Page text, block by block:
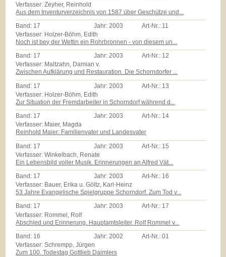
Verfasser: Zeyher, Reinhold
Aus dem Inventurverzeichnis von 1587 über Geschütze und...
Band: 17 Jahr:2003 Art-Nr.: 11
Verfasser: Holzer-Böhm, Edith
Noch ist bey der Wettin ein Rohrbronnen - von diesem un...
Band: 17 Jahr:2003 Art-Nr.: 12
Verfasser: Maltzahn, Damian v.
Zwischen Aufklärung und Restauration. Die Schorndorfer ...
Band: 17 Jahr: 2003 Art-Nr.: 13
Verfasser: Holzer-Böhm, Edith
Zur Situation der Fremdarbeiter in Schorndorf während d...
Band: 17 Jahr:2003 Art-Nr.: 14
Verfasser: Maier, Magda
Reinhold Maier: Familienvater und Landesvater
Band: 17 Jahr: 2003 Art-Nr.: 15
Verfasser: Winkelbach, Renate
Ein Lebensbild voller Musik. Erinnerungen an Alfred Vät...
Band: 17 Jahr:2003 Art-Nr.: 16
Verfasser: Bauer, Erika u. Göltz, Karl-Heinz
53 Jahre Evangelische Spielgruppe Schorndorf. Zum Tod v...
Band: 17 Jahr:2003 Art-Nr.: 17
Verfasser: Rommel, Rolf
Abschied und Erinnerung. Hauptamtsleiter. Rolf Rommel v...
Band: 16 Jahr:2002 Art-Nr.:01
Verfasser: Schrempp, Jürgen
Zum 100. Todestag Gottlieb Daimlers